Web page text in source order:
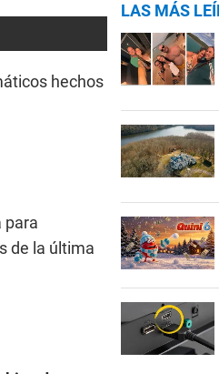
hechos
para
de la última
LAS MÁS